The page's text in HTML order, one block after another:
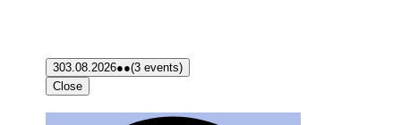
303.08.2026●●(3 events)
Close